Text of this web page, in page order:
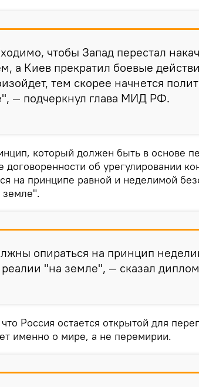
чтобы Запад перестал
а Киев прекратил боевые
тем скорее начнется
— подчеркнул глава МИД РФ.
который должен быть в основе
договоренности об урегулировании
на принципе равной и неделимой
земле".
опираться на принцип
"на земле", — сказал
Россия остается открытой для
именно о мире, а не перемирии.